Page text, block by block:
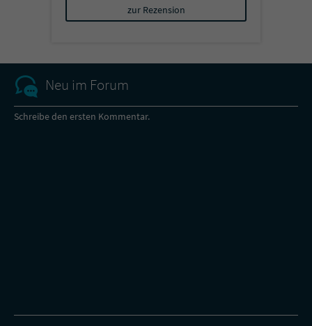
zur Rezension
Neu im Forum
Schreibe den ersten Kommentar.